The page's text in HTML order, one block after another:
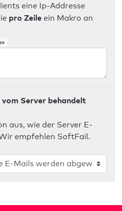
eine Ip-Addresse
pro Zeile ein Makro an
Server behandelt
aus, wie der Server E-
empfehlen SoftFail.